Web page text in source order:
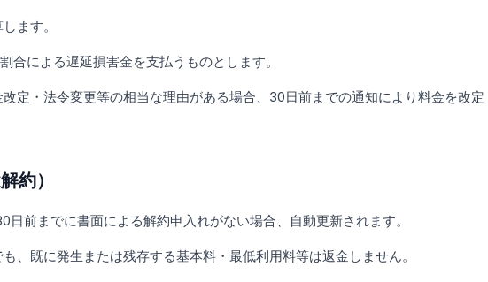
ます。
合による遅延損害金を支払うものとします。
定・法令変更等の相当な理由がある場合、30日前までの通知により料金を改定
約）
前までに書面による解約申入れがない場合、自動更新されます。
、既に発生または残存する基本料・最低利用料等は返金しません。